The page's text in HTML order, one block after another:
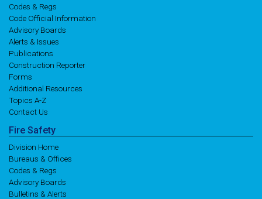
Codes & Regs
Code Official Information
Advisory Boards
Alerts & Issues
Publications
Construction Reporter
Forms
Additional Resources
Topics A-Z
Contact Us
Fire Safety
Division Home
Bureaus & Offices
Codes & Regs
Advisory Boards
Bulletins & Alerts